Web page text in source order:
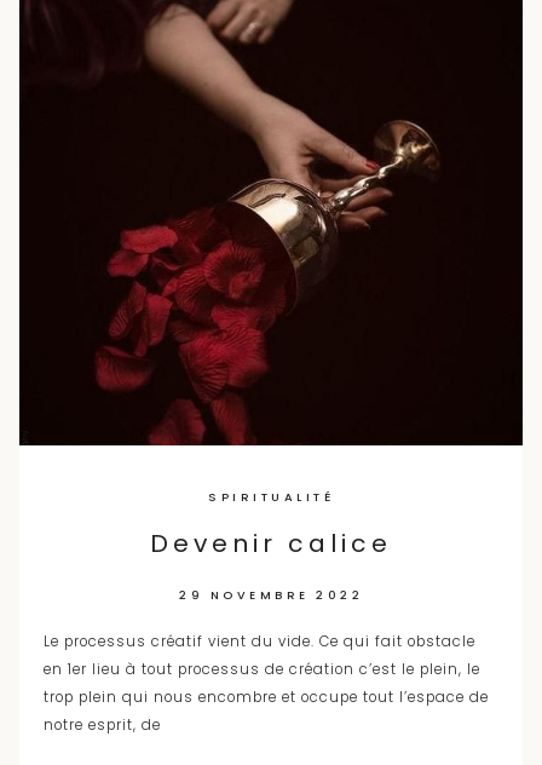
SPIRITUALITÉ
Devenir calice
29 NOVEMBRE 2022
Le processus créatif vient du vide. Ce qui fait obstacle
en 1er lieu à tout processus de création c’est le plein, le
trop plein qui nous encombre et occupe tout l’espace de
notre esprit, de